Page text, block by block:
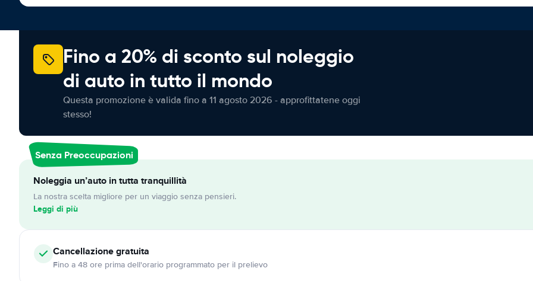
Fino a 20% di sconto sul noleggio
di auto in tutto il mondo
Questa promozione è valida fino a 11 agosto 2026 - approfittatene oggi
stesso!
Senza Preoccupazioni
Noleggia un’auto in tutta tranquillità
La nostra scelta migliore per un viaggio senza pensieri.
Leggi di più
Cancellazionegratuita
Fino a 48 ore prima dell'orario programmato per il prelievo